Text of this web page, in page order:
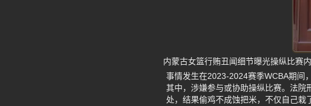
内蒙古女篮行贿丑闻细节曝光操纵比赛
事情发生在2023-2024赛季WCBA期间
其中，涉嫌参与或协助操纵比赛。法
处，结果偷鸡不成蚀把米，不仅自己